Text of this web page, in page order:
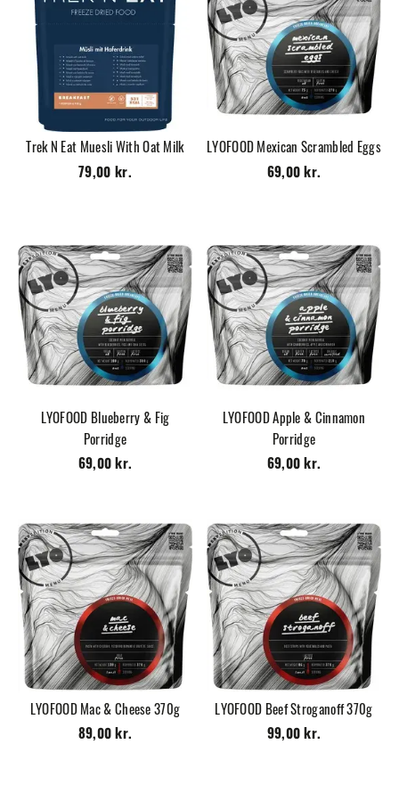
Trek N Eat Muesli With Oat Milk
79,00 kr.
LYOFOOD Mexican Scrambled Eggs
69,00 kr.
LYOFOOD Blueberry & Fig
Porridge
69,00 kr.
LYOFOOD Apple & Cinnamon
Porridge
69,00 kr.
LYOFOOD Mac & Cheese 370g
89,00 kr.
LYOFOOD Beef Stroganoff 370g
99,00 kr.